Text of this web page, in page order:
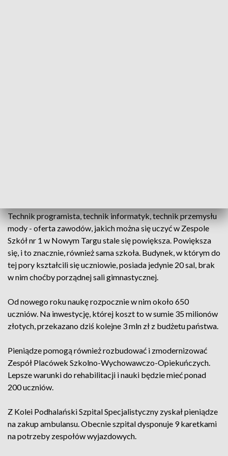
Technik programista, technik informatyk, technik przemysłu
mody - oferta zawodów, jakich można się uczyć w Zespole
Szkół nr 1 w Nowym Targu stale się powiększa. Powiększa
się, i to znacznie, również sama szkoła. Budynek, w którym do
tej pory kształcili się uczniowie, posiada jedynie 20 sal, brak
w nim choćby porządnej sali gimnastycznej.
Od nowego roku naukę rozpocznie w nim około 650
uczniów. Na inwestycję, której koszt to w sumie 35 milionów
złotych, przekazano dziś kolejne 3 mln zł z budżetu państwa.
Pieniądze pomogą również rozbudować i zmodernizować
Zespół Placówek Szkolno-Wychowawczo-Opiekuńczych.
Lepsze warunki do rehabilitacji i nauki będzie mieć ponad
200 uczniów.
Z Kolei Podhalański Szpital Specjalistyczny zyskał pieniądze
na zakup ambulansu. Obecnie szpital dysponuje 9 karetkami
na potrzeby zespołów wyjazdowych.